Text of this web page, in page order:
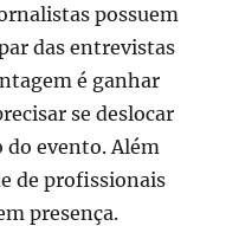
possuem
das entrevistas
é ganhar
se deslocar
do evento. Além
de profissionais
presença.